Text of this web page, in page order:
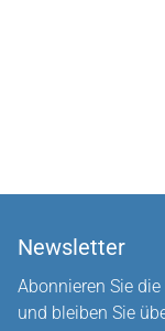
Newsletter
Abonnieren Sie
und bleiben Sie